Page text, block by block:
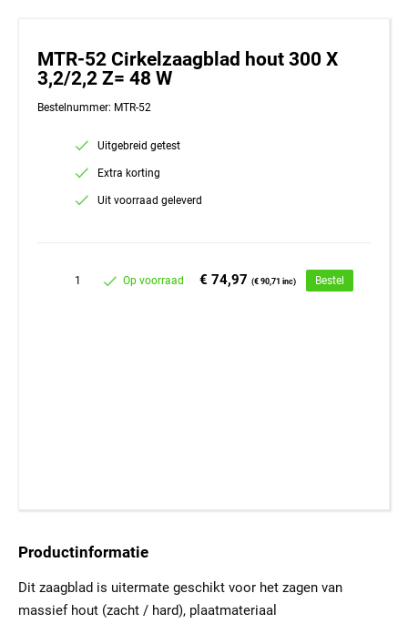
MTR-52 Cirkelzaagblad hout 300 X
3,2/2,2 Z= 48 W
Bestelnummer: MTR-52
Uitgebreid getest
Extra korting
Uit voorraad geleverd
1 Op voorraad € 74,97(€ 90,71 inc) Bestel
Productinformatie
Dit zaagblad is uitermate geschikt voor het zagen van
massief hout (zacht / hard), plaatmateriaal